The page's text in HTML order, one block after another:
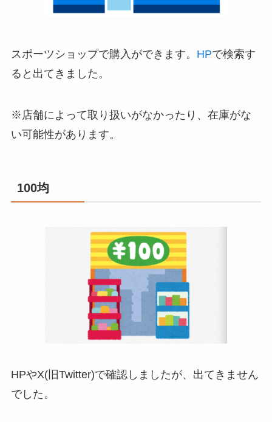
スポーツショップで購入ができます。 HPで検索す
ると出てきました。
※店舗によって取り扱いがなかったり、在庫がな
い可能性があります。
100均
HPやX(旧Twitter)で確認しましたが、出てきません
でした。